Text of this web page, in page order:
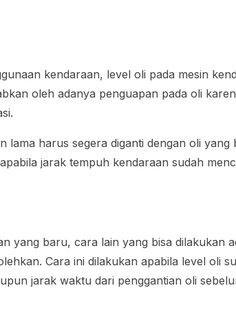
kendaraan, level oli pada mesin
oleh adanya penguapan pada oli
lama harus segera diganti dengan oli
jarak tempuh kendaraan sudah
yang baru, cara lain yang bisa dilakukan
Cara ini dilakukan apabila level oli
jarak waktu dari penggantian oli